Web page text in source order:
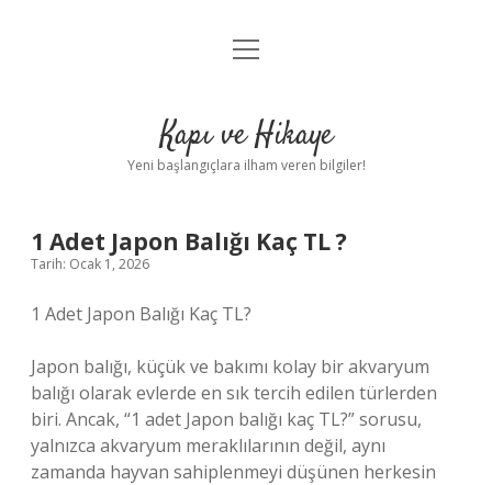
Anasayfa
Yasal Uyarı
menüyü
Kapı ve Hikaye
Yeni başlangıçlara ilham veren bilgiler!
1 Adet Japon Balığı Kaç TL ?
Tarih: Ocak 1, 2026
1 Adet Japon Balığı Kaç TL?
Japon balığı, küçük ve bakımı kolay bir akvaryum
balığı olarak evlerde en sık tercih edilen türlerden
biri. Ancak, “1 adet Japon balığı kaç TL?” sorusu,
yalnızca akvaryum meraklılarının değil, aynı
zamanda hayvan sahiplenmeyi düşünen herkesin